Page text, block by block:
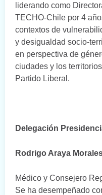
liderando como
TECHO-Chile por 4
contextos de
y desigualdad socio-
en perspectiva de
ciudades y los
Partido Liberal.
Delegación
Rodrigo Araya
Médico y Consejero
Se ha desempeñado